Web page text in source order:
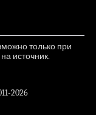
только при
источник.
2026